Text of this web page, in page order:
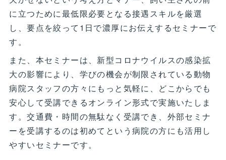
に立つために最低限必要となる接遇スキルを厳選
し、要点を絞って1日で濃厚にお伝えするセミナーで
す。
また、本セミナーは、新型コロナウイルスの感染拡
大の影響により、学びの機会が制限されている動物
病院スタッフの方々にもっと気軽に、どこからでも
安心して受講できるオンライン形式で実施いたしま
す。交通費・時間の無駄なく受講でき、外部セミナ
ーを受講するのは初めてという病院の方にも活用し
やすいセミナーです。